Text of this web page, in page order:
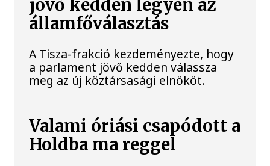
jövő kedden legyen az
államfőválasztás
A Tisza-frakció kezdeményezte, hogy
a parlament jövő kedden válassza
meg az új köztársasági elnököt.
Valami óriási csapódott a
Holdba ma reggel